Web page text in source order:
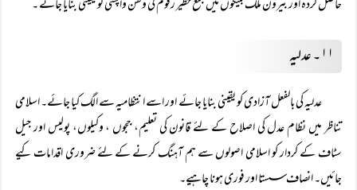
حاصل کردہ اور بیرون ملک بینکوں میں جمع خطیر رقوم کی وطن واپسی کو یقینی بنایا جائے ۔
۱۱۔ عدلیہ
عدلیہ کی بالفعل آزادی کو یقینی بنایا جائے اور اسے انتظامیہ سے الگ کیا جائے۔ اسلامی
تناظر میں نظام عدل کی اصلاح کے لئے قانون کی تعلیم، ججوں ، وکیلوں، پولیس اور جیل
سٹاف کے کردار کو اسلامی اصولوں سے ہم آہنگ کرنے کے لئے ضروری اقدامات کیے
جائیں۔ انصاف سستا اور فوری ہونا چاہیے۔